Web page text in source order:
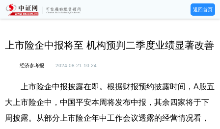
返回首页
上市险企中报将至 机构预判二季度业绩显著改善
经济参考报 2024-08-21 10:24
上市险企中报披露在即。根据财报预约披露时间，A股五
大上市险企中，中国平安本周将发布中报，其余四家将于下
周披露。从部分上市险企年中工作会议透露的经营情况看，